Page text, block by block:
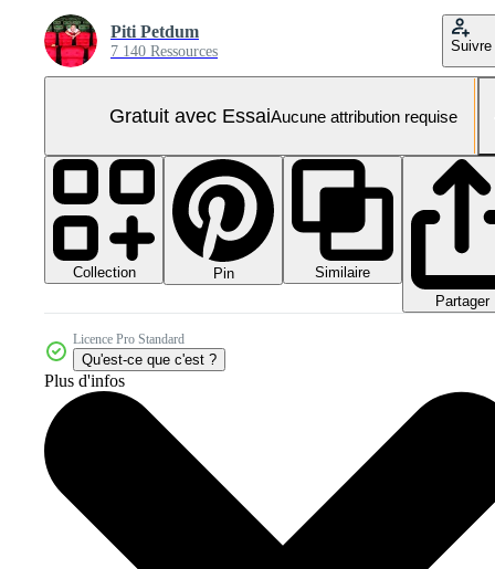
Piti Petdum
7 140 Ressources Suivre
Gratuit avec EssaiAucune attribution requise
Collection Pin
Similaire
Partager
Licence Pro Standard
Qu'est-ce que c'est ?
Plus d'infos